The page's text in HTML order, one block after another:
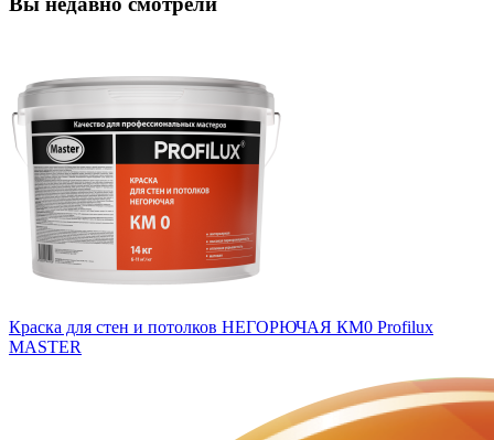
Краска для стен и потолков НЕГОРЮЧАЯ КМ0 Profilux
MASTER